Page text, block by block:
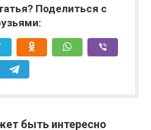
Поделиться с
быть интересно